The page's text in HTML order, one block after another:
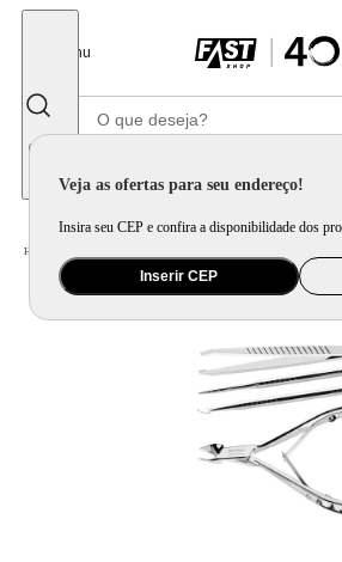
Menu
Veja as ofertas para seu endereço!
Insira seu CEP e confira a disponibilidade dos
Inserir CEP
Home